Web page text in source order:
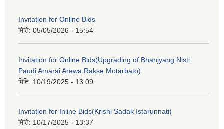
Invitation for Online Bids
मिति: 05/05/2026 - 15:54
Invitation for Online Bids(Upgrading of Bhanjyang Nisti
Paudi Amarai Arewa Rakse Motarbato)
मिति: 10/19/2025 - 13:09
Invitation for Inline Bids(Krishi Sadak Istarunnati)
मिति: 10/17/2025 - 13:37